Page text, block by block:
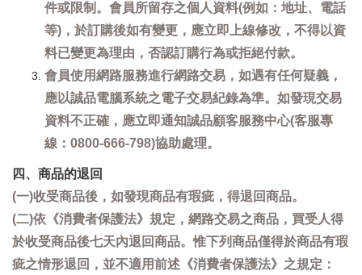
件或限制。會員所留存之個人資料(例如：地址、電話
等)，於訂購後如有變更，應立即上線修改，不得以資
料已變更為理由，否認訂購行為或拒絕付款。
會員使用網路服務進行網路交易，如遇有任何疑義，
應以誠品電腦系統之電子交易紀錄為準。如發現交易
資料不正確，應立即通知誠品顧客服務中心(客服專
線：0800-666-798)協助處理。
四、商品的退回
(一)收受商品後，如發現商品有瑕疵，得退回商品。
(二)依《消費者保護法》規定，網路交易之商品，買受人得
於收受商品後七天內退回商品。惟下列商品僅得於商品有瑕
疵之情形退回，並不適用前述《消費者保護法》之規定：